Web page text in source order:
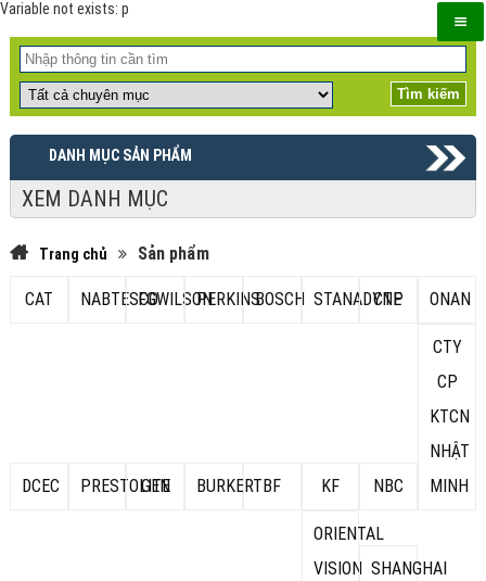
Variable not exists: p
DANH MỤC SẢN PHẨM
XEM DANH MỤC
Trang chủ Sản phẩm
CAT NABTESCOFGWILSONPERKINSBOSCH STANADYNE
CTP ONAN
DCEC PRESTOLITE
GEN BURKERTBF KF NBC
CTY
CP
KTCN
NHẬT
MINH
ORIENTAL
VISION SHANGHAI